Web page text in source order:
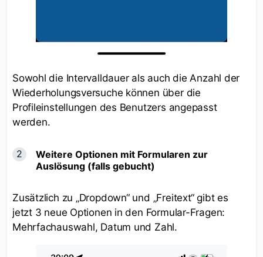
Sowohl die Intervalldauer als auch die Anzahl der
Wiederholungsversuche können über die
Profileinstellungen des Benutzers angepasst
werden.
Weitere Optionen mit Formularen zur
Auslösung (falls gebucht)
Zusätzlich zu „Dropdown“ und „Freitext“ gibt es
jetzt 3 neue Optionen in den Formular-Fragen:
Mehrfachauswahl, Datum und Zahl.